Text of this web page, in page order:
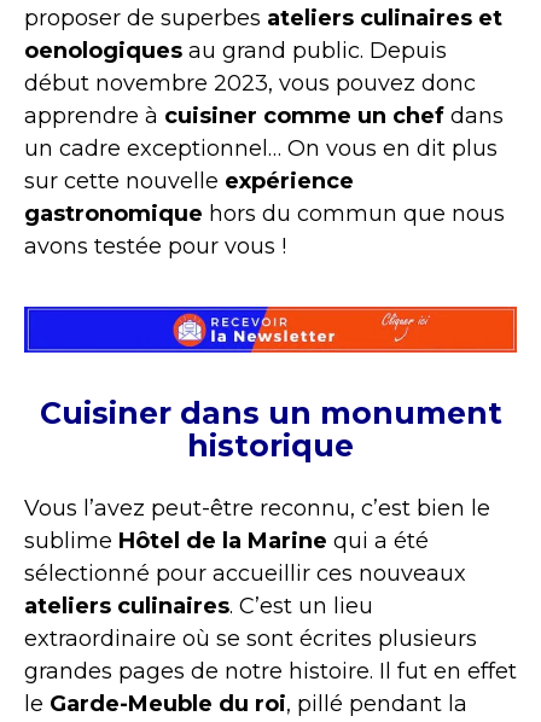
proposer de superbes ateliers culinaires et
oenologiques au grand public. Depuis
début novembre 2023, vous pouvez donc
apprendre à cuisiner comme un chef dans
un cadre exceptionnel… On vous en dit plus
sur cette nouvelle expérience
gastronomique hors du commun que nous
avons testée pour vous !
Cuisiner dans un monument
historique
Vous l’avez peut-être reconnu, c’est bien le
sublime Hôtel de la Marine qui a été
sélectionné pour accueillir ces nouveaux
ateliers culinaires. C’est un lieu
extraordinaire où se sont écrites plusieurs
grandes pages de notre histoire. Il fut en effet
le Garde-Meuble du roi, pillé pendant la